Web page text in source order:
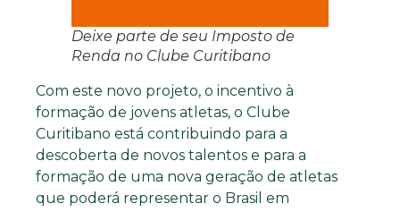
Deixe parte de seu Imposto de
Renda no Clube Curitibano
Com este novo projeto, o incentivo à
formação de jovens atletas, o Clube
Curitibano está contribuindo para a
descoberta de novos talentos e para a
formação de uma nova geração de atletas
que poderá representar o Brasil em